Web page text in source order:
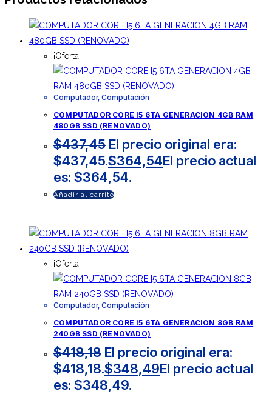
¡Oferta!
Computador, Computación
COMPUTADOR CORE I5 6TA GENERACION 4GB RAM
480GB SSD (RENOVADO)
$437,45 El precio original era:
$437,45.$364,54El precio actual
es: $364,54.
Añadir al carrito
¡Oferta!
Computador, Computación
COMPUTADOR CORE I5 6TA GENERACION 8GB RAM
240GB SSD (RENOVADO)
$418,18 El precio original era:
$418,18.$348,49El precio actual
es: $348,49.